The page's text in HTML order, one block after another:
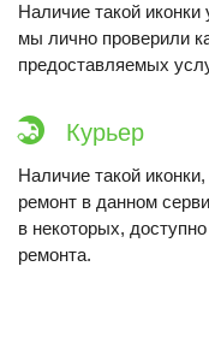
Наличие такой иконки
мы лично проверили
предоставляемых
Курьер
Наличие такой
ремонт в данном
в некоторых,
ремонта.